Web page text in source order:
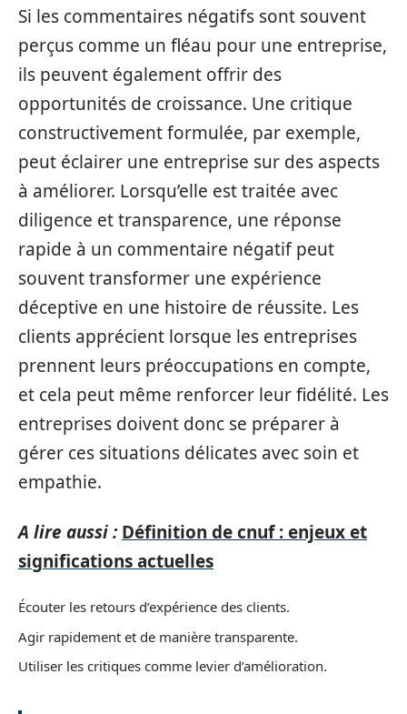
Si les commentaires négatifs sont souvent
perçus comme un fléau pour une entreprise,
ils peuvent également offrir des
opportunités de croissance. Une critique
constructivement formulée, par exemple,
peut éclairer une entreprise sur des aspects
à améliorer. Lorsqu’elle est traitée avec
diligence et transparence, une réponse
rapide à un commentaire négatif peut
souvent transformer une expérience
déceptive en une histoire de réussite. Les
clients apprécient lorsque les entreprises
prennent leurs préoccupations en compte,
et cela peut même renforcer leur fidélité. Les
entreprises doivent donc se préparer à
gérer ces situations délicates avec soin et
empathie.
A lire aussi : Définition de cnuf : enjeux et
significations actuelles
Écouter les retours d’expérience des clients.
Agir rapidement et de manière transparente.
Utiliser les critiques comme levier d’amélioration.